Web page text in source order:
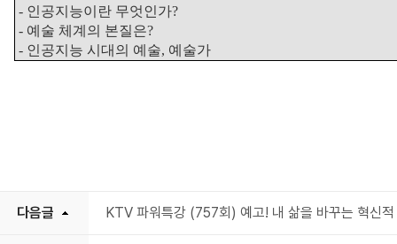
- 인공지능이란 무엇인가?
- 예술 체계의 본질은?
- 인공지능 시대의 예술, 예술가
다음글 KTV 파워특강 (757회) 예고! 내 삶을 바꾸는 혁신적